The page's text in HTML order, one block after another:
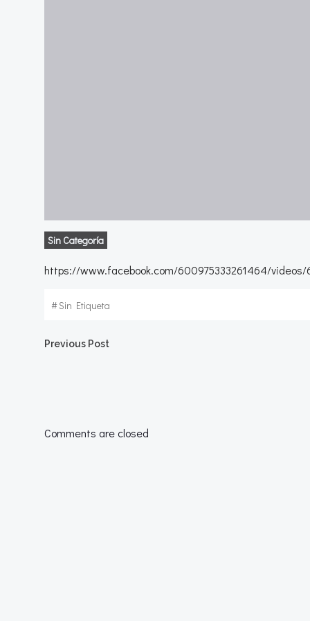
Sin Categoría
https://www.facebook.com/600975333261464/videos/
#Sin Etiqueta
Navegación
las
Previous Post
Comments are closed